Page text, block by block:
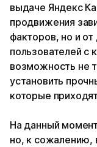
выдаче Яндекс
продвижения
факторов, но и
пользователей с
возможность не
установить
которые
На данный
но, к сожалению,